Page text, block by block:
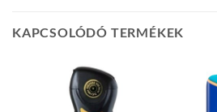
KAPCSOLÓDÓ TERMÉKEK